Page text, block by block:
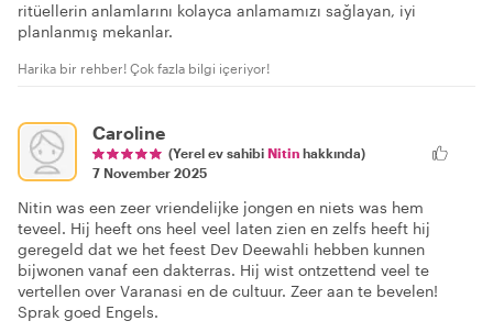
ritüellerin anlamlarını kolayca anlamamızı sağlayan, iyi
planlanmış mekanlar.
Harika bir rehber! Çok fazla bilgi içeriyor!
Caroline
(Yerel ev sahibi Nitin hakkında)
7 November 2025
Nitin was een zeer vriendelijke jongen en niets was hem
teveel. Hij heeft ons heel veel laten zien en zelfs heeft hij
geregeld dat we het feest Dev Deewahli hebben kunnen
bijwonen vanaf een dakterras. Hij wist ontzettend veel te
vertellen over Varanasi en de cultuur. Zeer aan te bevelen!
Sprak goed Engels.